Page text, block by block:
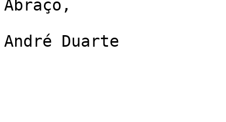
Abraço,
André Duarte